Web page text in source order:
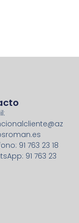
91 763 23 18
91 763 23